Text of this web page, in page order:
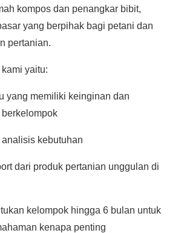
kompos dan penangkar bibit,
yang berpihak bagi petani dan
pertanian.
yaitu:
yang memiliki keinginan dan
kebutuhan
dari produk pertanian unggulan di
kelompok hingga 6 bulan untuk
kenapa penting